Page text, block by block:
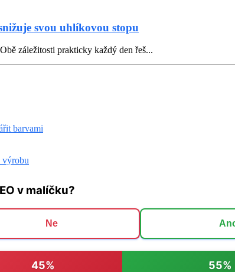
svou uhlíkovou stopu
záležitosti prakticky každý den řeš...
barvami
výrobu
v malíčku?
Ne
45% 55%